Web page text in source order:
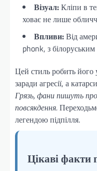
Візуал:Кліпи в
ховає не лише
Впливи:Від
phonk, з
Цей стиль робить його
заради агресії, а
Грязь, фани пишуть про
повсякдення.
легендою підпілля.
Цікаві факти